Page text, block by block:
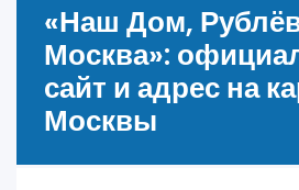
«‎Наш Дом,
Москва»‎:
сайт и адрес на
Москвы